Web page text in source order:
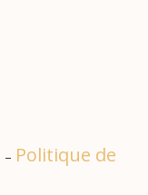
– Politique de